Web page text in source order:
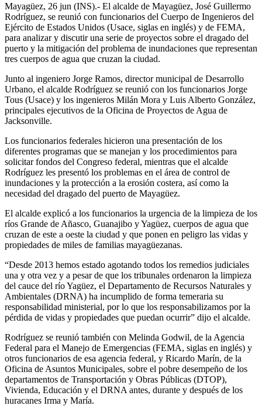
Mayagüez, 26 jun (INS).- El alcalde de Mayagüez, José Guillermo
Rodríguez, se reunió con funcionarios del Cuerpo de Ingenieros del
Ejército de Estados Unidos (Usace, siglas en inglés) y de FEMA,
para analizar y discutir una serie de proyectos sobre el dragado del
puerto y la mitigación del problema de inundaciones que representan
tres cuerpos de agua que cruzan la ciudad.
Junto al ingeniero Jorge Ramos, director municipal de Desarrollo
Urbano, el alcalde Rodríguez se reunió con los funcionarios Jorge
Tous (Usace) y los ingenieros Milán Mora y Luis Alberto González,
principales ejecutivos de la Oficina de Proyectos de Agua de
Jacksonville.
Los funcionarios federales hicieron una presentación de los
diferentes programas que se manejan y los procedimientos para
solicitar fondos del Congreso federal, mientras que el alcalde
Rodríguez les presentó los problemas en el área de control de
inundaciones y la protección a la erosión costera, así como la
necesidad del dragado del puerto de Mayagüez.
El alcalde explicó a los funcionarios la urgencia de la limpieza de los
ríos Grande de Añasco, Guanajibo y Yagüez, cuerpos de agua que
cruzan de este a oeste la ciudad y que ponen en peligro las vidas y
propiedades de miles de familias mayagüezanas.
“Desde 2013 hemos estado agotando todos los remedios judiciales
una y otra vez y a pesar de que los tribunales ordenaron la limpieza
del cauce del río Yagüez, el Departamento de Recursos Naturales y
Ambientales (DRNA) ha incumplido de forma temeraria su
responsabilidad ministerial, por lo que los responsabilizamos por la
pérdida de vidas y propiedades que puedan ocurrir” dijo el alcalde.
Rodríguez se reunió también con Melinda Godwil, de la Agencia
Federal para el Manejo de Emergencias (FEMA, siglas en inglés) y
otros funcionarios de esa agencia federal, y Ricardo Marín, de la
Oficina de Asuntos Municipales, sobre el pobre desempeño de los
departamentos de Transportación y Obras Públicas (DTOP),
Vivienda, Educación y el DRNA antes, durante y después de los
huracanes Irma y María.